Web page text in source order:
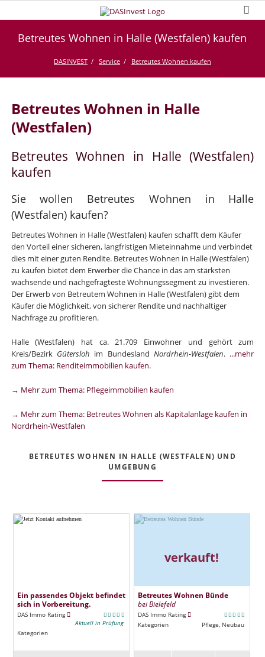
Betreutes Wohnen in Halle (Westfalen) kaufen
DASINVEST Service Betreutes Wohnen kaufen
Betreutes Wohnen in Halle
(Westfalen)
Betreutes Wohnen in Halle (Westfalen)
kaufen
Sie wollen Betreutes Wohnen in Halle
(Westfalen) kaufen?
Betreutes Wohnen in Halle (Westfalen) kaufen schafft dem Käufer
den Vorteil einer sicheren, langfristigen Mieteinnahme und verbindet
dies mit einer guten Rendite. Betreutes Wohnen in Halle (Westfalen)
zu kaufen bietet dem Erwerber die Chance in das am stärksten
wachsende und nachgefragteste Wohnungssegment zu investieren.
Der Erwerb von Betreutem Wohnen in Halle (Westfalen) gibt dem
Käufer die Möglichkeit, von sicherer Rendite und nachhaltiger
Nachfrage zu profitieren.
Halle (Westfalen) hat ca. 21.709 Einwohner und gehört zum
Kreis/Bezirk Gütersloh im Bundesland Nordrhein-Westfalen. ...mehr
zum Thema: Renditeimmobilien kaufen.
→ Mehr zum Thema: Pflegeimmobilien kaufen
→ Mehr zum Thema: Betreutes Wohnen als Kapitalanlage kaufen in
Nordrhein-Westfalen
BETREUTES WOHNEN IN HALLE (WESTFALEN) UND
UMGEBUNG
Ein passendes Objekt befindet
sich in Vorbereitung.
DAS Immo Rating
Aktuell in Prüfung
Kategorien
verkauft!
Betreutes Wohnen Bünde
bei Bielefeld
DAS Immo Rating
Kategorien
Pflege, Neubau